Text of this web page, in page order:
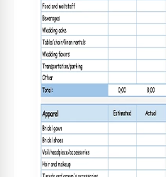
Sobre este modelo
Casamentos não são apenas
sobre despesas. Quanto
gastar para celebrar o seu dia
escreva todas as suas
conte quanto precisa para um
O belo design do modelo
fase do planejamento do